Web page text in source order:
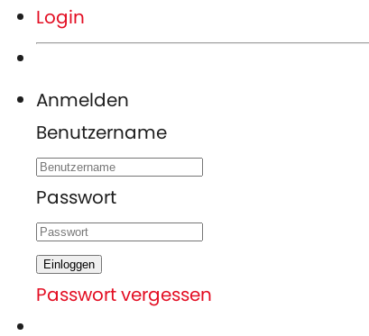
Login
Anmelden
Benutzername
Passwort
Einloggen
Passwort vergessen